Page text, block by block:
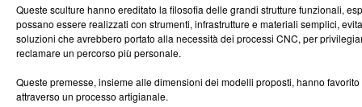
Queste sculture hanno ereditato la filosofia delle grandi strutture funzionali,
possano essere realizzati con strumenti, infrastrutture e materiali semplici,
soluzioni che avrebbero portato alla necessità dei processi CNC, per
reclamare un percorso più personale.
Queste premesse, insieme alle dimensioni dei modelli proposti, hanno
attraverso un processo artigianale.